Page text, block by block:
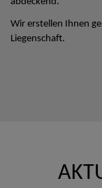
Wir erstellen Ihnen
Liegenschaft.